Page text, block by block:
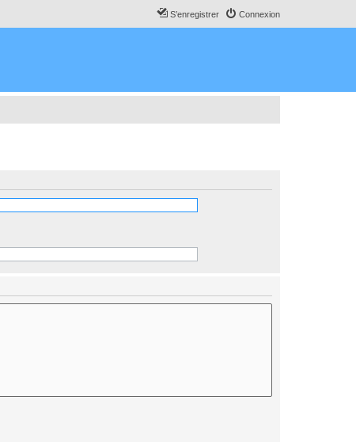
Connexion
S’enregistrer